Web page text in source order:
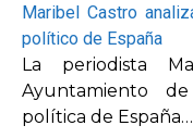
Maribel Castro
político de España
La periodista
Ayuntamiento
política de España…